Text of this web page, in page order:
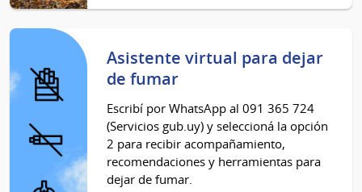
Asistente virtual para dejar
de fumar
Escribí por WhatsApp al 091 365 724
(Servicios gub.uy) y seleccioná la opción
2 para recibir acompañamiento,
recomendaciones y herramientas para
dejar de fumar.